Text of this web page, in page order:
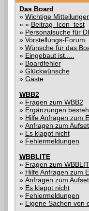
Das Board
» Wichtige
» » Beitrag_Icon_test
» Personalsuche für
» Vorstellungs-Forum
» Wünsche für das
» Eingebaut ist.....
» Boardfehler
» Glückwünsche
» Gäste
WBB2
» Fragen zum WBB2
» Ergänzungen
» Hilfe Anfragen zum
» Anfragen zum
» Es klappt nicht
» Fehlermeldungen
WBBLITE
» Fragen zum
» Hilfe Anfragen zum
» Anfragen zum
» Es klappt nicht
» Fehlermeldungen
» Eigene Sachen von